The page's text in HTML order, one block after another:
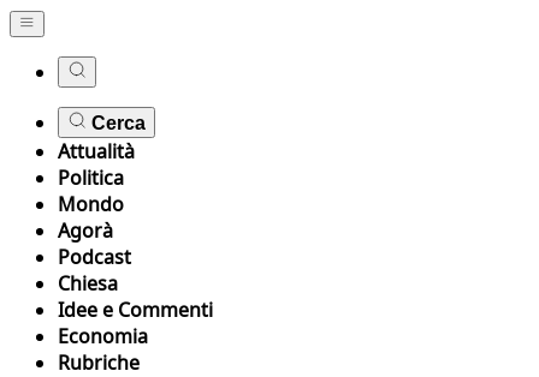
Cerca
Attualità
Politica
Mondo
Agorà
Podcast
Chiesa
Idee e Commenti
Economia
Rubriche